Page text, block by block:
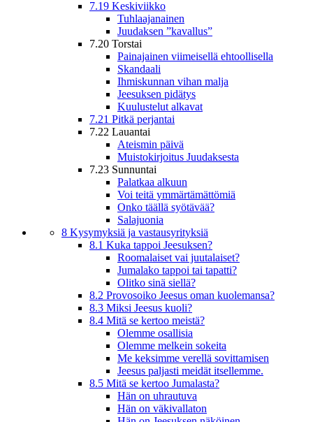
7.19 Keskiviikko
Tuhlaajanainen
Juudaksen ”kavallus”
7.20 Torstai
Painajainen viimeisellä ehtoollisella
Skandaali
Ihmiskunnan vihan malja
Jeesuksen pidätys
Kuulustelut alkavat
7.21 Pitkä perjantai
7.22 Lauantai
Ateismin päivä
Muistokirjoitus Juudaksesta
7.23 Sunnuntai
Palatkaa alkuun
Voi teitä ymmärtämättömiä
Onko täällä syötävää?
Salajuonia
8 Kysymyksiä ja vastausyrityksiä
8.1 Kuka tappoi Jeesuksen?
Roomalaiset vai juutalaiset?
Jumalako tappoi tai tapatti?
Olitko sinä siellä?
8.2 Provosoiko Jeesus oman kuolemansa?
8.3 Miksi Jeesus kuoli?
8.4 Mitä se kertoo meistä?
Olemme osallisia
Olemme melkein sokeita
Me keksimme verellä sovittamisen
Jeesus paljasti meidät itsellemme.
8.5 Mitä se kertoo Jumalasta?
Hän on uhrautuva
Hän on väkivallaton